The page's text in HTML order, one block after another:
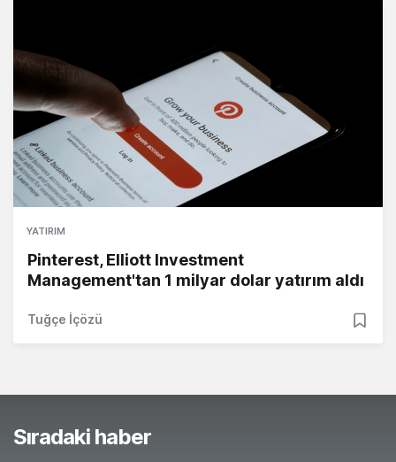
YATIRIM
Pinterest, Elliott Investment
Management'tan 1 milyar dolar yatırım aldı
Tuğçe İçözü
Sıradaki haber